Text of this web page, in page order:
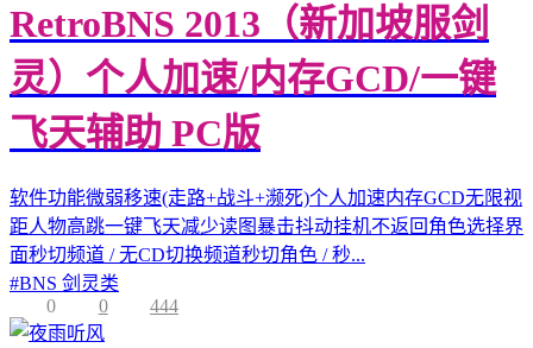
RetroBNS 2013（新加坡服剑
灵）个人加速/内存GCD/一键
飞天辅助 PC版
软件功能微弱移速(走路+战斗+濒死)个人加速内存GCD无限视
距人物高跳一键飞天减少读图暴击抖动挂机不返回角色选择界
面秒切频道 / 无CD切换频道秒切角色 / 秒...
#BNS 剑灵类
0
0 444